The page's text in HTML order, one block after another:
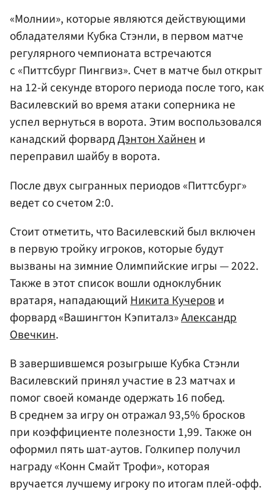
«Молнии», которые являются действующими
обладателями Кубка Стэнли, в первом матче
регулярного чемпионата встречаются
с «Питтсбург Пингвиз». Счет в матче был открыт
на 12-й секунде второго периода после того, как
Василевский во время атаки соперника не
успел вернуться в ворота. Этим воспользовался
канадский форвардДэнтон Хайнени
переправил шайбу в ворота.
После двух сыгранных периодов «Питтсбург»
ведет со счетом 2:0.
Стоит отметить, что Василевский был включен
в первую тройку игроков, которые будут
вызваны на зимние Олимпийские игры — 2022.
Также в этот список вошли одноклубник
вратаря, нападающийНикита Кучерови
форвард «Вашингтон Кэпиталз»Александр
Овечкин.
В завершившемся розыгрыше Кубка Стэнли
Василевский принял участие в 23 матчах и
помог своей команде одержать 16 побед.
В среднем за игру он отражал 93,5% бросков
при коэффициенте полезности 1,99. Также он
оформил пять шат-аутов. Голкипер получил
награду «Конн Смайт Трофи», которая
вручается лучшему игроку по итогам плей-офф.